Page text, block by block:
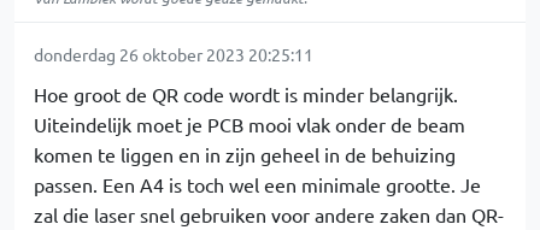
donderdag 26 oktober 2023 20:25:11
Hoe groot de QR code wordt is minder belangrijk.
Uiteindelijk moet je PCB mooi vlak onder de beam
komen te liggen en in zijn geheel in de behuizing
passen. Een A4 is toch wel een minimale grootte. Je
zal die laser snel gebruiken voor andere zaken dan QR-